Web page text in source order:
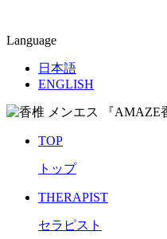
Language
日本語
ENGLISH
TOP
トップ
THERAPIST
セラピスト